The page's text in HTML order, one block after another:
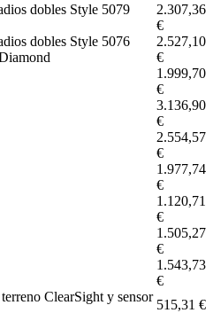
dobles Style 5079
2.307,36
€
dobles Style 5076
2.527,10
€
1.999,70
€
3.136,90
€
2.554,57
€
1.977,74
€
1.120,71
€
1.505,27
€
1.543,73
€
ClearSight y sensor
515,31 €